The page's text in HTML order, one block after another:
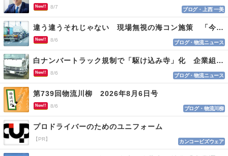
New!! 8/7 ブログ・上西 一美
違う違うそれじゃない 現場無視の海コン施策 「今でも平均２～３時間は待つ」
New!! 8/6 ブログ・物流ニュース
白ナンバートラック規制で「駆け込み寺」化 企業組合が入会基準を見直しへ
New!! 8/6 ブログ・物流ニュース
第739回物流川柳 2026年8月6日号
New!! 8/6 ブログ・物流川柳
プロドライバーのためのユニフォーム
【PR】 カンコービズウェア